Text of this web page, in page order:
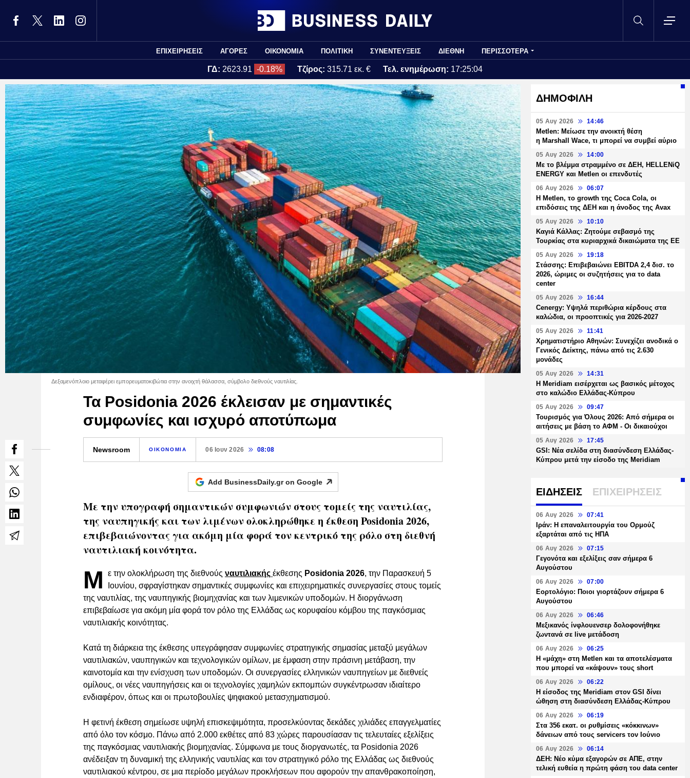
ΕΠΙΧΕΙΡΗΣΕΙΣ ΑΓΟΡΕΣ ΟΙΚΟΝΟΜΙΑ ΠΟΛΙΤΙΚΗ ΣΥΝΕΝΤΕΥΞΕΙΣ ΔΙΕΘΝΗ ΠΕΡΙΣΣΟΤΕΡΑ
ΓΔ: 2623.91 -0.18% Τζίρος: 315.71 εκ. € Τελ. ενημέρωση: 17:25:04
Δεξαμενόπλοιο μεταφέρει εμπορευματοκιβώτια στην ανοιχτή θάλασσα, σύμβολο διεθνούς ναυτιλίας.
Τα Posidonia 2026 έκλεισαν με σημαντικές
συμφωνίες και ισχυρό αποτύπωμα
Newsroom ΟΙΚΟΝΟΜΙΑ 06 Ιουν 2026 08:08
Add BusinessDaily.gr on Google
Με την υπογραφή σημαντικών συμφωνιών στους τομείς της ναυτιλίας,
της ναυπηγικής και των λιμένων ολοκληρώθηκε η έκθεση Posidonia 2026,
επιβεβαιώνοντας για ακόμη μία φορά τον κεντρικό της ρόλο στη διεθνή
ναυτιλιακή κοινότητα.
Μ ε την ολοκλήρωση της διεθνούς ναυτιλιακής έκθεσης Posidonia 2026, την Παρασκευή 5
Ιουνίου, σφραγίστηκαν σημαντικές συμφωνίες και επιχειρηματικές συνεργασίες στους τομείς
της ναυτιλίας, της ναυπηγικής βιομηχανίας και των λιμενικών υποδομών. Η διοργάνωση
επιβεβαίωσε για ακόμη μία φορά τον ρόλο της Ελλάδας ως κορυφαίου κόμβου της παγκόσμιας
ναυτιλιακής κοινότητας.
Κατά τη διάρκεια της έκθεσης υπεγράφησαν συμφωνίες στρατηγικής σημασίας μεταξύ μεγάλων
ναυτιλιακών, ναυπηγικών και τεχνολογικών ομίλων, με έμφαση στην πράσινη μετάβαση, την
καινοτομία και την ενίσχυση των υποδομών. Οι συνεργασίες ελληνικών ναυπηγείων με διεθνείς
ομίλους, οι νέες ναυπηγήσεις και οι τεχνολογίες χαμηλών εκπομπών συγκέντρωσαν ιδιαίτερο
ενδιαφέρον, όπως και οι πρωτοβουλίες ψηφιακού μετασχηματισμού.
Η φετινή έκθεση σημείωσε υψηλή επισκεψιμότητα, προσελκύοντας δεκάδες χιλιάδες επαγγελματίες
από όλο τον κόσμο. Πάνω από 2.000 εκθέτες από 83 χώρες παρουσίασαν τις τελευταίες εξελίξεις
της παγκόσμιας ναυτιλιακής βιομηχανίας. Σύμφωνα με τους διοργανωτές, τα Posidonia 2026
ανέδειξαν τη δυναμική της ελληνικής ναυτιλίας και τον στρατηγικό ρόλο της Ελλάδας ως διεθνούς
ναυτιλιακού κέντρου, σε μια περίοδο μεγάλων προκλήσεων που αφορούν την απανθρακοποίηση,
ΔΗΜΟΦΙΛΗ
05 Αυγ 2026 14:46
Metlen: Μείωσε την ανοικτή θέση
η Marshall Wace, τι μπορεί να συμβεί αύριο
05 Αυγ 2026 14:00
Με το βλέμμα στραμμένο σε ΔΕΗ, HELLENiQ
ENERGY και Metlen οι επενδυτές
06 Αυγ 2026 06:07
H Metlen, το growth της Coca Cola, οι
επιδόσεις της ΔΕΗ και η άνοδος της Avax
05 Αυγ 2026 10:10
Καγιά Κάλλας: Ζητούμε σεβασμό της
Τουρκίας στα κυριαρχικά δικαιώματα της ΕΕ
05 Αυγ 2026 19:18
Στάσσης: Επιβεβαιώνει EBITDA 2,4 δισ. το
2026, ώριμες οι συζητήσεις για το data
center
05 Αυγ 2026 16:44
Cenergy: Υψηλά περιθώρια κέρδους στα
καλώδια, οι προοπτικές για 2026-2027
05 Αυγ 2026 11:41
Χρηματιστήριο Αθηνών: Συνεχίζει ανοδικά ο
Γενικός Δείκτης, πάνω από τις 2.630
μονάδες
05 Αυγ 2026 14:31
Η Meridiam εισέρχεται ως βασικός μέτοχος
στο καλώδιο Ελλάδας-Κύπρου
05 Αυγ 2026 09:47
Τουρισμός για Όλους 2026: Από σήμερα οι
αιτήσεις με βάση το ΑΦΜ - Οι δικαιούχοι
05 Αυγ 2026 17:45
GSI: Νέα σελίδα στη διασύνδεση Ελλάδας-
Κύπρου μετά την είσοδο της Meridiam
ΕΙΔΗΣΕΙΣ ΕΠΙΧΕΙΡΗΣΕΙΣ
06 Αυγ 2026 07:41
Ιράν: Η επαναλειτουργία του Ορμούζ
εξαρτάται από τις ΗΠΑ
06 Αυγ 2026 07:15
Γεγονότα και εξελίξεις σαν σήμερα 6
Αυγούστου
06 Αυγ 2026 07:00
Εορτολόγιο: Ποιοι γιορτάζουν σήμερα 6
Αυγούστου
06 Αυγ 2026 06:46
Μεξικανός ίνφλουενσερ δολοφονήθηκε
ζωντανά σε live μετάδοση
06 Αυγ 2026 06:25
H «μάχη» στη Metlen και τα αποτελέσματα
που μπορεί να «κάψουν» τους short
06 Αυγ 2026 06:22
Η είσοδος της Meridiam στον GSI δίνει
ώθηση στη διασύνδεση Ελλάδας-Κύπρου
06 Αυγ 2026 06:19
Στα 356 εκατ. οι ρυθμίσεις «κόκκινων»
δάνειων από τους servicers τον Ιούνιο
06 Αυγ 2026 06:14
ΔΕΗ: Νέο κύμα εξαγορών σε ΑΠΕ, στην
τελική ευθεία η πρώτη φάση του data center